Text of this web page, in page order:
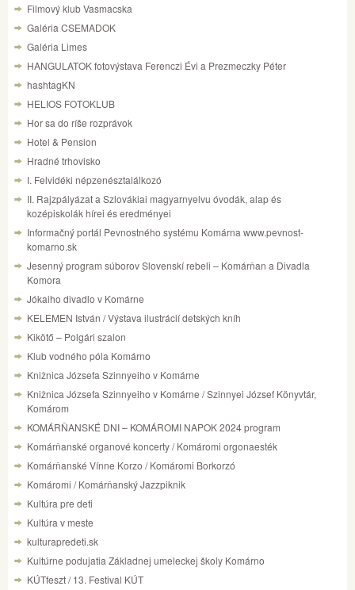
Filmový klub Vasmacska
Galéria CSEMADOK
Galéria Limes
HANGULATOK fotovýstava Ferenczi Évi a Prezmeczky Péter
hashtagKN
HELIOS FOTOKLUB
Hor sa do ríše rozprávok
Hotel & Pension
Hradné trhovisko
I. Felvidéki népzenésztalálkozó
II. Rajzpályázat a Szlovákiai magyarnyelvu óvodák, alap és
kozépiskolák hírei és eredményei
Informačný portál Pevnostného systému Komárna www.pevnost-
komarno.sk
Jesenný program súborov Slovenskí rebeli – Komárňan a Divadla
Komora
Jókaiho divadlo v Komárne
KELEMEN István / Výstava ilustrácií detských kníh
Kikötő – Polgári szalon
Klub vodného póla Komárno
Knižnica Józsefa Szinnyeiho v Komárne
Knižnica Józsefa Szinnyeiho v Komárne / Szinnyei József Könyvtár,
Komárom
KOMÁRŇANSKÉ DNI – KOMÁROMI NAPOK 2024 program
Komárňanské organové koncerty / Komáromi orgonaesték
Komárňanské Vínne Korzo / Komáromi Borkorzó
Komáromi / Komárňanský Jazzpiknik
Kultúra pre deti
Kultúra v meste
kulturapredeti.sk
Kultúrne podujatia Základnej umeleckej školy Komárno
KÚTfeszt / 13. Festival KÚT